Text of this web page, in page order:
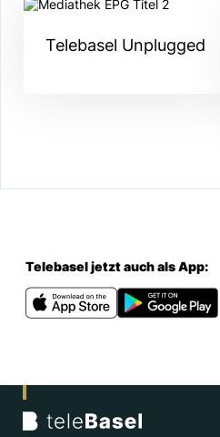
Telebasel Unplugged
Telebasel jetzt auch als App: